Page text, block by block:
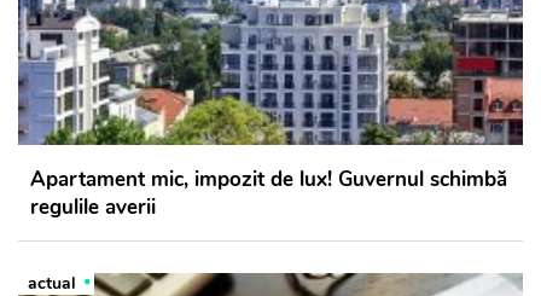
Apartament mic, impozit de lux! Guvernul schimbă
regulile averii
actual